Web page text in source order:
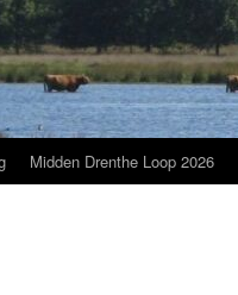
Midden Drenthe Loop 2026